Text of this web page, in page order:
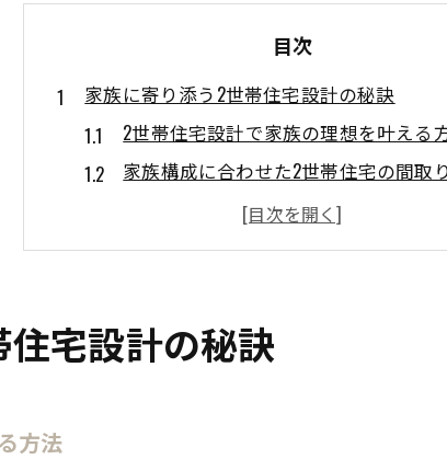
目次
家族に寄り添う2世帯住宅設計の秘訣
2世帯住宅設計で家族の理想を叶える
家族構成に合わせた2世帯住宅の間取
愛知県の暮らしに合う2世帯住宅設計の
2世帯住宅で快適な生活を実現する設
愛知県で叶える快適2世帯住宅のコツ
愛知県の地域特性を活かす2世帯住宅設
宅設計の秘訣
方法